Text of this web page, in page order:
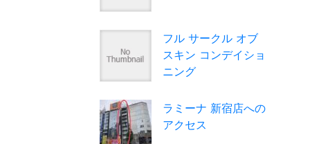
フル サークル オブ
スキン コンデイショ
ニング
ラミーナ 新宿店への
アクセス